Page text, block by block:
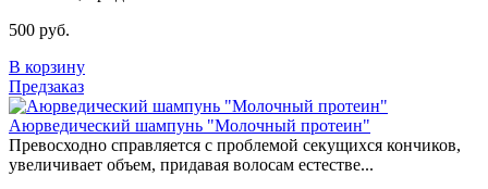
500 руб.
В корзину
Предзаказ
Аюрведический шампунь "Молочный протеин"
Превосходно справляется с проблемой секущихся кончиков,
увеличивает объем, придавая волосам естестве...